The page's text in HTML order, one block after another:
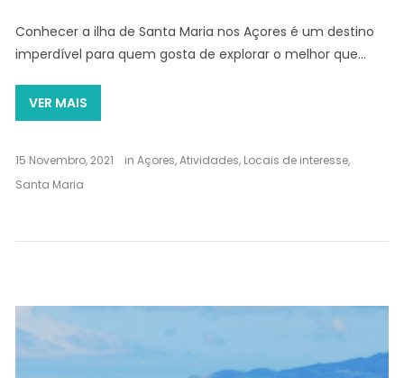
Conhecer a ilha de Santa Maria nos Açores é um destino
imperdível para quem gosta de explorar o melhor que…
VER MAIS
15 Novembro, 2021 inAçores,Atividades, Locais de interesse,
Santa Maria